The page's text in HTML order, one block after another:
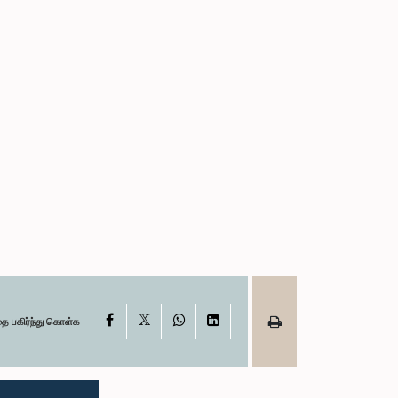
பகிர்ந்து கொள்க Facebook WhatsAppLinkedIn